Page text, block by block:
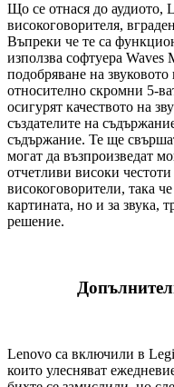
Що се отнася до аудиото,
високоговорителя,
Въпреки че те са
използва софтуера
подобряване на
относително скромни 5-
осигурят качеството на
създателите на
съдържание. Те ще
могат да възпроизведат
отчетливи високи
високоговорители, така
картината, но и за звука,
решение.
Lenovo са включили в
които улесняват